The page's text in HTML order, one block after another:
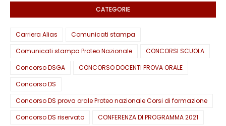
CATEGORIE
Carriera Alias
Comunicati stampa
Comunicati stampa Proteo Nazionale
CONCORSI SCUOLA
Concorso DSGA
CONCORSO DOCENTI PROVA ORALE
Concorso DS
Concorso DS prova orale Proteo nazionale Corsi di formazione
Concorso DS riservato
CONFERENZA DI PROGRAMMA 2021